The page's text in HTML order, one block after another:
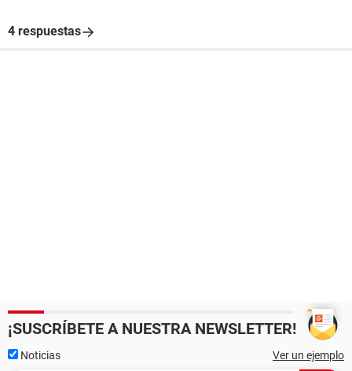
4 respuestas
¡SUSCRÍBETE A NUESTRA NEWSLETTER!
Noticias Ver un ejemplo